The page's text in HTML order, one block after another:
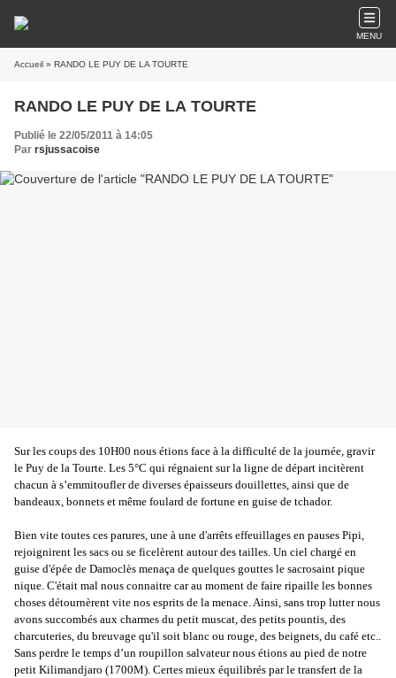
MENU
Accueil » RANDO LE PUY DE LA TOURTE
RANDO LE PUY DE LA TOURTE
Publié le 22/05/2011 à 14:05
Par rsjussacoise
Sur les coups des 10H00 nous étions face à la difficulté de la journée, gravir
le Puy de la Tourte. Les 5°C qui régnaient sur la ligne de départ incitèrent
chacun à s’emmitoufler de diverses épaisseurs douillettes, ainsi que de
bandeaux, bonnets et même foulard de fortune en guise de tchador.
Bien vite toutes ces parures, une à une d'arrêts effeuillages en pauses Pipi,
rejoignirent les sacs ou se ficelèrent autour des tailles. Un ciel chargé en
guise d'épée de Damoclès menaça de quelques gouttes le sacrosaint pique
nique. C'était mal nous connaitre car au moment de faire ripaille les bonnes
choses détournèrent vite nos esprits de la menace. Ainsi, sans trop lutter nous
avons succombés aux charmes du petit muscat, des petits pountis, des
charcuteries, du breuvage qu'il soit blanc ou rouge, des beignets, du café etc..
Sans perdre le temps d’un roupillon salvateur nous étions au pied de notre
petit Kilimandjaro (1700M). Certes mieux équilibrés par le transfert de la